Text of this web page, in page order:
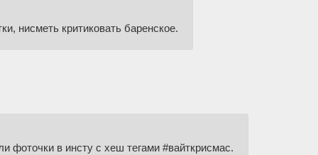
нисметь критиковать баренское.
фоточки в инсту с хеш тегами #вайткрисмас.